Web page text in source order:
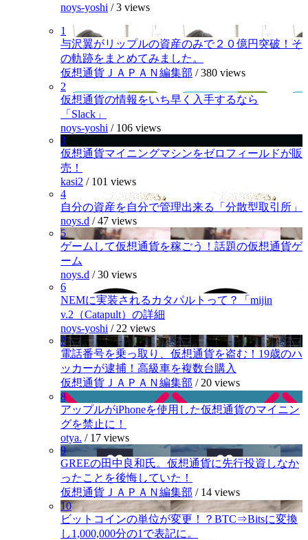
noys-yoshi /3 views
1
与沢翼がリップルの資産のみで２０億円突破！そ
の軌跡をまとめてみました。
仮想通貨ＪＡＰＡＮ編集部 /380 views
2
仮想通貨の情報をいち早く入手するなら
「Slack」
noys-yoshi / 106 views
3
仮想通貨マイニングマシンをゼロフィールドが販
売！
kasi2 / 101 views
4
自分の資産を自分で管理出来る「分散型取引所」
noys.d /47 views
5
ゲームして仮想通貨を稼ごう！話題の仮想通貨ゲ
ーム
noys.d /30 views
6
NEMに実装されるカタパルトって？「mijin
v.2（Catapult）の詳細
noys-yoshi / 22 views
7
電話番号を乗っ取り、仮想通貨を盗む！19歳のハ
ッカーが逮捕！高級車を複数台購入
仮想通貨ＪＡＰＡＮ編集部 / 20 views
8
アップルがiPhoneを使用した仮想通貨のマイニン
グを禁止に！
otya. / 17 views
9
GREEの田中良和氏。仮想通貨に先行投資しなか
ったことを後悔していた！
仮想通貨ＪＡＰＡＮ編集部 / 14 views
10
ビットコインの単位が変更！？BTC⇒Bitsに変換
し1,000,000分の1で表記に。